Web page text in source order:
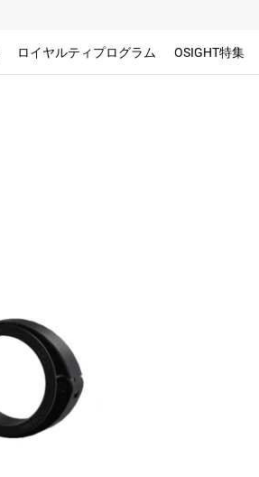
ロイヤルティプログラム OSIGHT特集